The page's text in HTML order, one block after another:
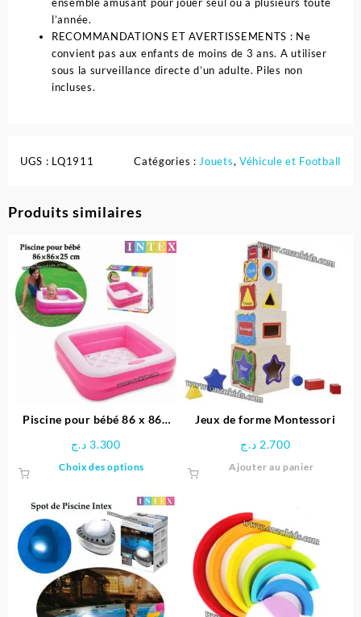
ensemble amusant pour jouer seul ou à plusieurs toute
l’année.
RECOMMANDATIONS ET AVERTISSEMENTS : Ne
convient pas aux enfants de moins de 3 ans. A utiliser
sous la surveillance directe d’un adulte. Piles non
incluses.
UGS : LQ1911 Catégories : Jouets, Véhicule et Football
Produits similaires
Piscine pour bébé 86 x 86x
3.300 د.ج
Choix des options
a
plusieurs
variations.
Les
options
peuvent
être
Jeux de forme Montessori
2.700 د.ج
Ajouter au panier